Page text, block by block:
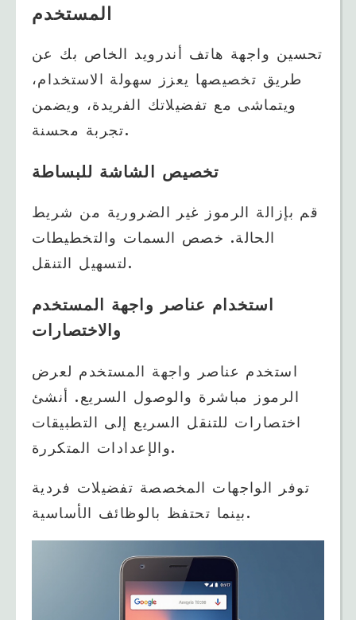
المستخدم
تحسين واجهة هاتف أندرويد الخاص بك عن
طريق تخصيصها يعزز سهولة الاستخدام،
ويتماشى مع تفضيلاتك الفريدة، ويضمن
تجربة محسنة.
تخصيص الشاشة للبساطة
قم بإزالة الرموز غير الضرورية من شريط
الحالة. خصص السمات والتخطيطات
لتسهيل التنقل.
استخدام عناصر واجهة المستخدم
والاختصارات
استخدم عناصر واجهة المستخدم لعرض
الرموز مباشرة والوصول السريع. أنشئ
اختصارات للتنقل السريع إلى التطبيقات
والإعدادات المتكررة.
توفر الواجهات المخصصة تفضيلات فردية
بينما تحتفظ بالوظائف الأساسية.